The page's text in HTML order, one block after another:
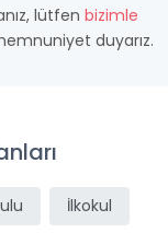
lütfen bizimle
duyarız.
İlkokul